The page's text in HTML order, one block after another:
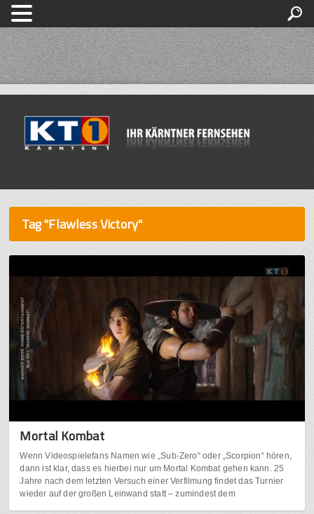
Tag "Flawless Victory"
Mortal Kombat
Wenn Videospielefans Namen wie „Sub-Zero“ oder „Scorpion“ hören,
dann ist klar, dass es hierbei nur um Mortal Kombat gehen kann. 25
Jahre nach dem letzten Versuch einer Verfilmung findet das Turnier
wieder auf der großen Leinwand statt – zumindest dem